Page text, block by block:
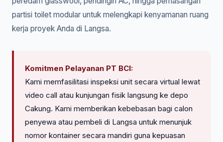
partisi toilet modular untuk melengkapi kenyamanan ruang
kerja proyek Anda di Langsa.
Komitmen Pelayanan PT BCI:
Kami memfasilitasi inspeksi unit secara virtual lewat
video call atau kunjungan fisik langsung ke depo
Cakung. Kami memberikan kebebasan bagi calon
penyewa atau pembeli di Langsa untuk menunjuk
nomor kontainer secara mandiri guna kepuasan